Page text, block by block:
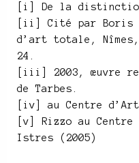
[i] De la
[ii] Cité par Boris
d’art totale, Nîmes,
24.
[iii] 2003, œuvre
de Tarbes.
[iv] au Centre
[v] Rizzo au Centre
Istres (2005)